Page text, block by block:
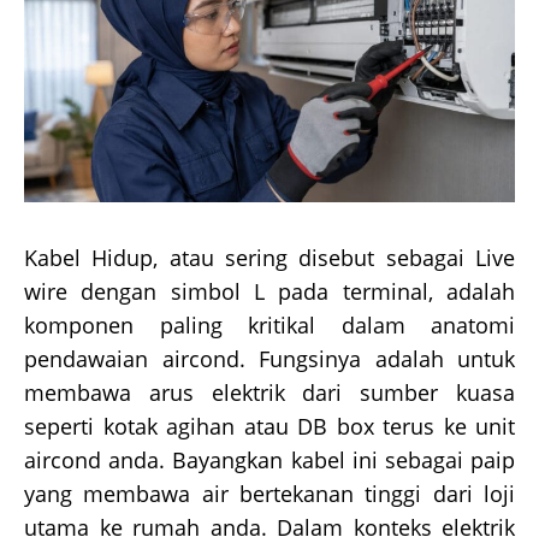
Kabel Hidup, atau sering disebut sebagai Live
wire dengan simbol L pada terminal, adalah
komponen paling kritikal dalam anatomi
pendawaian aircond. Fungsinya adalah untuk
membawa arus elektrik dari sumber kuasa
seperti kotak agihan atau DB box terus ke unit
aircond anda. Bayangkan kabel ini sebagai paip
yang membawa air bertekanan tinggi dari loji
utama ke rumah anda. Dalam konteks elektrik